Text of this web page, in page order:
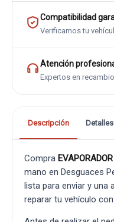
Compatibilidad
Verificamos tu
Atención
Expertos en
Descripción
Compra
mano en Desguaces
lista para enviar y una
reparar tu vehículo